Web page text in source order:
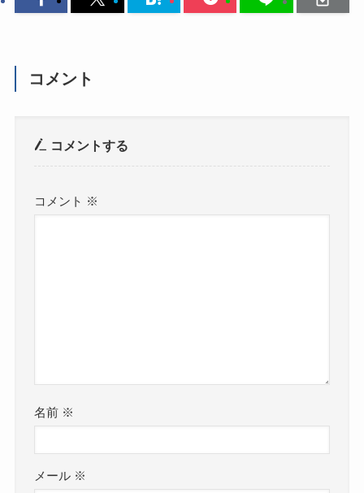
コメント
コメントする
コメント ※
名前 ※
メール ※